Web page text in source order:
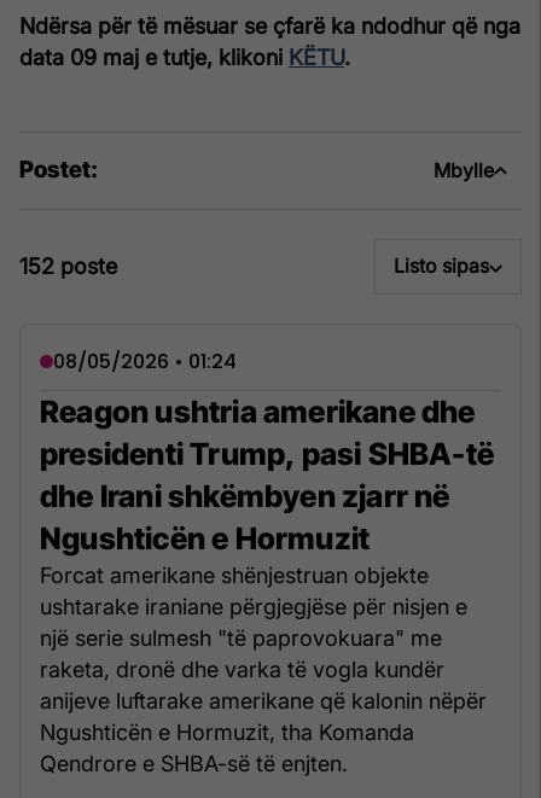
Ndërsa për të mësuar se çfarë ka ndodhur që nga
data 09 maj e tutje, klikoni KËTU.
Postet: Mbylle
152 poste Listo sipas
08/05/2026 • 01:24
Reagon ushtria amerikane dhe
presidenti Trump, pasi SHBA-të
dhe Irani shkëmbyen zjarr në
Ngushticën e Hormuzit
Forcat amerikane shënjestruan objekte
ushtarake iraniane përgjegjëse për nisjen e
një serie sulmesh "të paprovokuara" me
raketa, dronë dhe varka të vogla kundër
anijeve luftarake amerikane që kalonin nëpër
Ngushticën e Hormuzit, tha Komanda
Qendrore e SHBA-së të enjten.